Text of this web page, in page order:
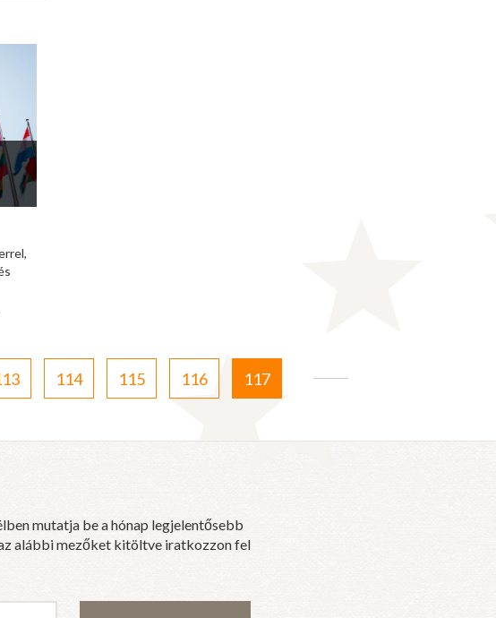
114 115 116 117
mutatja be a hónap legjelentősebb
alábbi mezőket kitöltve iratkozzon fel